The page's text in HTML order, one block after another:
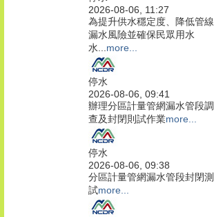
2026-08-06, 11:27
為提升供水穩定度、降低管線
漏水風險並確保民眾用水
水... more...
停水
2026-08-06, 09:41
辦理分區計量管網漏水管段調
查及封閉則試作業more...
停水
2026-08-06, 09:38
分區計量管網漏水管段封閉測
試more...